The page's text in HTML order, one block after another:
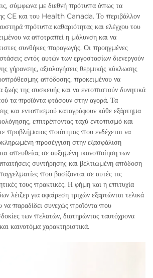
σύμφωνα με διεθνή πρότυπα όπως τα
CE και του Health Canada. Το περιβάλλον
πρότυπα καθαριότητας και ελέγχου του
να αποτραπεί η μόλυνση και να
συνθήκες παραγωγής. Οι προηγμένες
εντός αυτών των εργοστασίων διενεργούν
γήρανσης, αξιολογήσεις θερμικής κύκλωσης
απόδοσης, προκειμένου να
ζωής της συσκευής και να εντοπιστούν δυνητικά
τα προϊόντα φτάσουν στην αγορά. Τα
και εντοπισμού καταγράφουν κάθε εξάρτημα
επιτρέποντας ταχύ εντοπισμό και
προβλήματος ποιότητας που ενδέχεται να
προσέγγιση στην εξασφάλιση
απευθείας σε αυξημένη ικανοποίηση των
συντήρησης και βελτιωμένη απόδοση
που βασίζονται σε αυτές τις
τους πρακτικές. Η φήμη και η επιτυχία
λέιζερ για αφαίρεση τριχών εξαρτώνται τελικά
να παραδίδει συνεχώς προϊόντα που
των πελατών, διατηρώντας ταυτόχρονα
καινοτόμα χαρακτηριστικά.